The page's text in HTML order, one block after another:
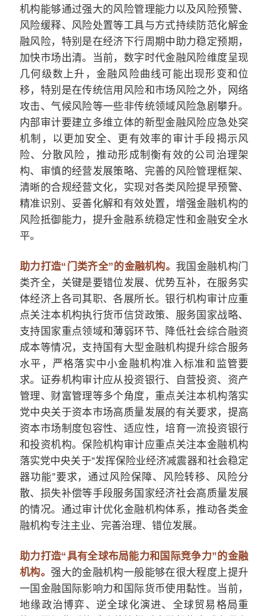
机构能够通过强大的风险管理能力以及风险预警、
风险缓释、风险处置等工具与方式持续防范化解金
融风险，特别是在经济下行周期中助力稳定预期，
加快市场出清。当前，数字时代金融风险维度呈现
几何级数上升，金融风险曲线可能出现形变和位
移，特别是在传统信用风险和市场风险之外，网络
攻击、气候风险等一些非传统领域风险急剧攀升。
内部审计要建立多维立体的新型金融风险应急处突
机制，以更加安全、更有效率的审计手段揭示风
险、分散风险，推动形成制衡有效的公司治理架
构、审慎的经营发展策略、完善的风险管理框架、
清晰的合规经营文化，实现对各类风险提早预警、
精准识别、妥善化解和有效处置，增强金融机构的
风险抵御能力，提升金融系统稳定性和金融安全水
平。
助力打造“门类齐全”的金融机构。我国金融机构门
类齐全，关键是要错位发展、优势互补，在服务实
体经济上各司其职、各展所长。银行机构审计应重
点关注本机构执行货币信贷政策、服务国家战略、
支持国家重点领域和薄弱环节、降低社会综合融资
成本等情况，支持国有大型金融机构提升综合服务
水平，严格落实中小金融机构准入标准和监管要
求。证券机构审计应从投资银行、自营投资、资产
管理、财富管理等多个角度，重点关注本机构落实
党中央关于资本市场高质量发展的有关要求，提高
资本市场制度包容性、适应性，培育一流投资银行
和投资机构。保险机构审计应重点关注本金融机构
落实党中央关于“发挥保险业经济减震器和社会稳定
器功能”要求，通过风险保障、风险转移、风险分
散、损失补偿等手段服务国家经济社会高质量发展
的情况。通过审计优化金融机构体系，推动各类金
融机构专注主业、完善治理、错位发展。
助力打造“具有全球布局能力和国际竞争力”的金融
机构。 强大的金融机构一般能够在很大程度上提升
一国金融国际影响力和国际货币使用黏性。当前，
地缘政治博弈、逆全球化演进、全球贸易格局重